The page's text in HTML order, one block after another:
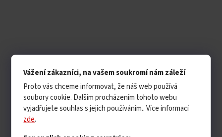
Vážení zákazníci, na vašem soukromí nám záleží
Proto vás chceme informovat, že náš web používá
soubory cookie. Dalším procházením tohoto webu
vyjadřujete souhlas s jejich používáním.. Více informací
zde.